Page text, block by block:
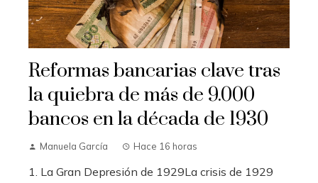
Reformas bancarias clave tras
la quiebra de más de 9.000
bancos en la década de 1930
Manuela García Hace 16 horas
1. La Gran Depresión de 1929La crisis de 1929